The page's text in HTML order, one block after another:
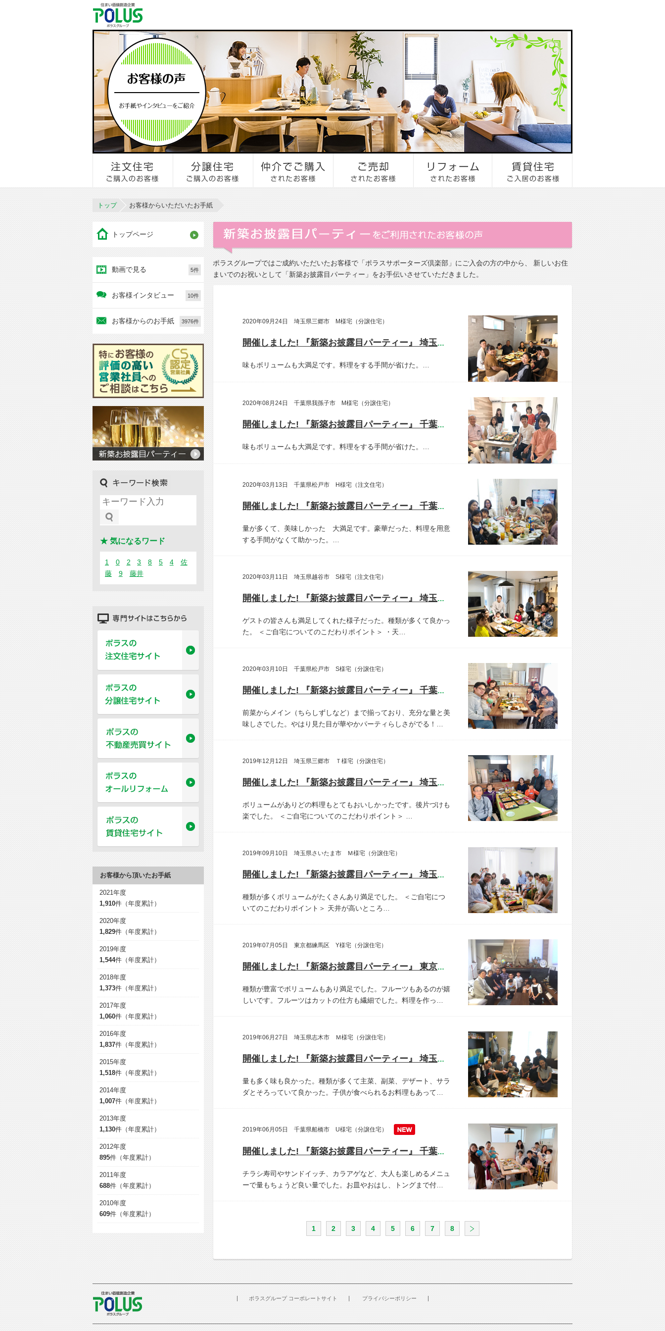
トップ お客様からいただいたお手紙
ポラスグループではご成約いただいたお客様で「ポラスサポーターズ倶楽部」にご入会の方の中から、 新しいお住
まいでのお祝いとして「新築お披露目パーティー」をお手伝いさせていただきました。
2020年09月24日 埼玉県三郷市 M様宅（分譲住宅）
開催しました! 『新築お披露目パーティー』 埼玉県三郷市 M様宅
味もボリュームも大満足です。料理をする手間が省けた。…
2020年08月24日 千葉県我孫子市 M様宅（分譲住宅）
開催しました! 『新築お披露目パーティー』 千葉県我孫子市 M様宅
味もボリュームも大満足です。料理をする手間が省けた。…
2020年03月13日 千葉県松戸市 H様宅（注文住宅）
開催しました! 『新築お披露目パーティー』 千葉県松戸市 H様宅
量が多くて、美味しかった 大満足です。豪華だった、料理を用意
する手間がなくて助かった。…
2020年03月11日 埼玉県越谷市 S様宅（注文住宅）
開催しました! 『新築お披露目パーティー』 埼玉県越谷市 S様宅
ゲストの皆さんも満足してくれた様子だった。種類が多くて良かっ
た。
＜ご自宅についてのこだわりポイント＞ ・天…
2020年03月10日 千葉県松戸市 S様宅（分譲住宅）
開催しました! 『新築お披露目パーティー』 千葉県松戸市 S様宅
前菜からメイン（ちらしずしなど）まで揃っており、充分な量と美
味しさでした。やはり見た目が華やかパーティらしさがでる！…
2019年12月12日 埼玉県三郷市 Ｔ様宅（分譲住宅）
開催しました! 『新築お披露目パーティー』 埼玉県三郷市 T様宅
ボリュームがありどの料理もとてもおいしかったです。後片づけも
楽でした。
＜ご自宅についてのこだわりポイント＞
2019年09月10日 埼玉県さいたま市 Ｍ様宅（分譲住宅）
開催しました! 『新築お披露目パーティー』 埼玉県さいたま市 M様宅
種類が多くボリュームがたくさんあり満足でした。
＜ご自宅につ
いてのこだわりポイント＞ 天井が高いところ…
2019年07月05日 東京都練馬区 Y様宅（分譲住宅）
開催しました! 『新築お披露目パーティー』 東京都練馬区 Y様宅
種類が豊富でボリュームもあり満足でした。フルーツもあるのが嬉
しいです。フルーツはカットの仕方も繊細でした。料理を作っ…
2019年06月27日 埼玉県志木市 Ｍ様宅（分譲住宅）
開催しました! 『新築お披露目パーティー』 埼玉県志木市 M様宅
量も多く味も良かった。種類が多くて主菜、副菜、デザート、サラ
ダとそろっていて良かった。子供が食べられるお料理もあって…
2019年06月05日 千葉県船橋市 U様宅（分譲住宅）
開催しました! 『新築お披露目パーティー』 千葉県船橋市 U様宅
チラシ寿司やサンドイッチ、カラアゲなど、大人も楽しめるメニュ
ーで量もちょうど良い量でした。お皿やおはし、トングまで付…
1 2 3 4 5 6 7 8
トップページ
動画で見る 5件
お客様インタビュー 10件
お客様からのお手紙 3976件
★ 気になるワード
1 0 2 3 8 5 4
佐
藤
9 藤井
お客様から頂いたお手紙
2021年度
1,910件（年度累計）
2020年度
1,829件（年度累計）
2019年度
1,544件（年度累計）
2018年度
1,373件（年度累計）
2017年度
1,060件（年度累計）
2016年度
1,837件（年度累計）
2015年度
1,518件（年度累計）
2014年度
1,007件（年度累計）
2013年度
1,130件（年度累計）
2012年度
895件（年度累計）
2011年度
688件（年度累計）
2010年度
609件（年度累計）
ポラスグループ コーポレートサイト
プライバシーポリシー